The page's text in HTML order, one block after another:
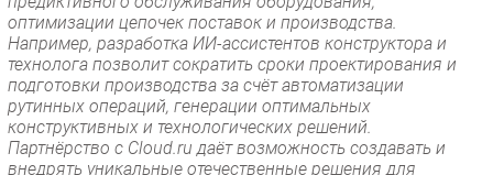
оптимизации цепочек поставок и производства.
Например, разработка ИИ-ассистентов конструктора и
технолога позволит сократить сроки проектирования и
подготовки производства за счёт автоматизации
рутинных операций, генерации оптимальных
конструктивных и технологических решений.
Партнёрство с Cloud.ru даёт возможность создавать и
внедрять уникальные отечественные решения для